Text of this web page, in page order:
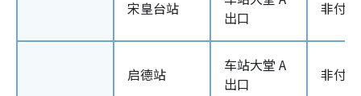
宋皇台站
出口
非付
启德站
车站大堂 A
出口
非付